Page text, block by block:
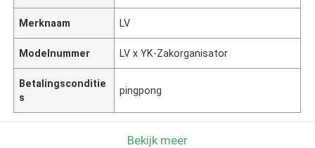
Merknaam LV
Modelnummer LV x YK-Zakorganisator
Betalingsconditie
s
pingpong
Bekijk meer